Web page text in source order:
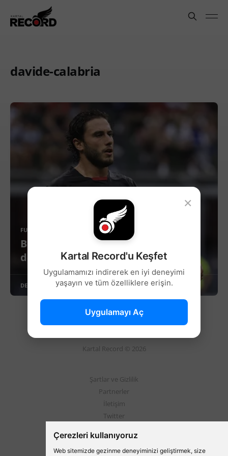
Çerezleri kullanıyoruz
Web sitemizde gezinme deneyiminizi geliştirmek, size
davide-calabria
FUTBOL
Beşiktaş, Davide Calabria için
devrede!
DEVAMINI OKU
Kartal Record © 2026
Şartlar ve Gizlilik
Partnerler
İletişim
Twitter
×
Kartal Record'u Keşfet
Uygulamamızı indirerek en iyi deneyimi
yaşayın ve tüm özelliklere erişin.
Uygulamayı Aç